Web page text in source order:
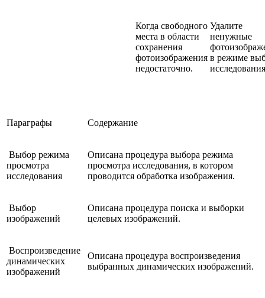
Когда свободного
места в области
сохранения
фотоизображения
недостаточно.
Удалите
ненужные
в режиме
Параграфы Содержание
Выбор режима
просмотра
исследования
Описана процедура выбора режима
просмотра исследования, в котором
проводится обработка изображения.
Выбор
изображений
Описана процедура поиска и выборки
целевых изображений.
Воспроизведение
динамических
изображений
Описана процедура воспроизведения
выбранных динамических изображений.